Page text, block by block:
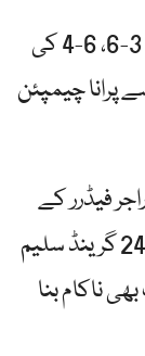
اس کی رولر کوسٹر 1-6، 7-6 (8/6)، 6-1، 3-6، 6-4 کی
سے پرانا چیمپئن
فیڈرر کے
بہترین آٹھ ٹائٹلز اور مارگریٹ کورٹ کے 24 گرینڈ سلیم
ناکام بنا